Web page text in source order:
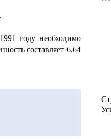
году необходимо
составляет 6,64